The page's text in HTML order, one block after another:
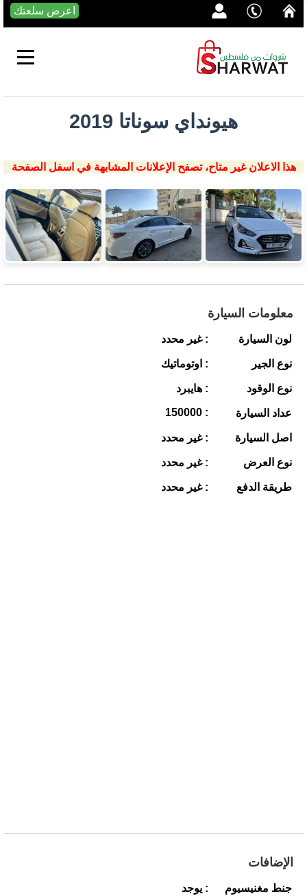
اعرض سلعتك
هيونداي سوناتا 2019
هذا الاعلان غير متاح، تصفح الإعلانات المشابهة في اسفل الصفحة
معلومات السيارة
لون السيارة : غير محدد
نوع الجير : اوتوماتيك
نوع الوقود : هايبرد
عداد السيارة : 150000
اصل السيارة : غير محدد
نوع العرض : غير محدد
طريقة الدفع : غير محدد
الإضافات
جنط مغنيسيوم : يوجد